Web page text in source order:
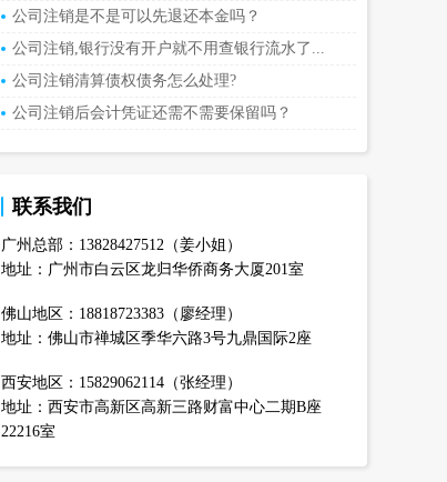
公司注销是不是可以先退还本金吗？
公司注销,银行没有开户就不用查银行流水了...
公司注销清算债权债务怎么处理?
公司注销后会计凭证还需不需要保留吗？
联系我们
广州总部：13828427512（姜小姐）
地址：广州市白云区龙归华侨商务大厦201室
佛山地区：18818723383（廖经理）
地址：佛山市禅城区季华六路3号九鼎国际2座
西安地区：15829062114（张经理）
地址：西安市高新区高新三路财富中心二期B座
22216室